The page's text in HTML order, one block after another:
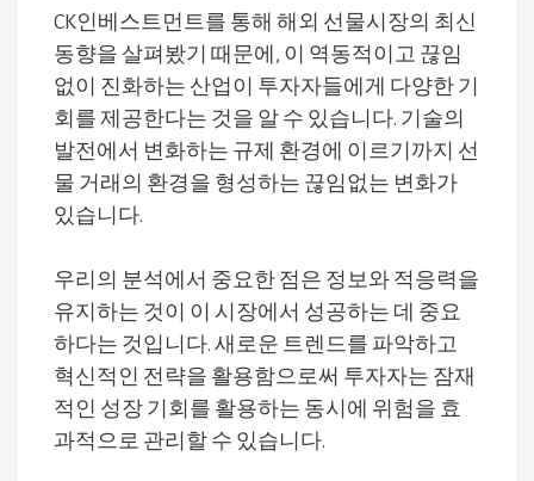
CK인베스트먼트를 통해 해외 선물시장의 최신
동향을 살펴봤기 때문에, 이 역동적이고 끊임
없이 진화하는 산업이 투자자들에게 다양한 기
회를 제공한다는 것을 알 수 있습니다. 기술의
발전에서 변화하는 규제 환경에 이르기까지 선
물 거래의 환경을 형성하는 끊임없는 변화가
있습니다.
우리의 분석에서 중요한 점은 정보와 적응력을
유지하는 것이 이 시장에서 성공하는 데 중요
하다는 것입니다. 새로운 트렌드를 파악하고
혁신적인 전략을 활용함으로써 투자자는 잠재
적인 성장 기회를 활용하는 동시에 위험을 효
과적으로 관리할 수 있습니다.